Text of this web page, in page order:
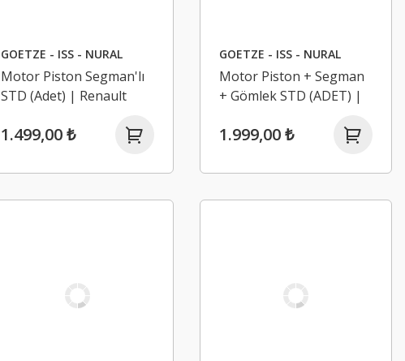
GOETZE - ISS - NURAL
Motor Piston Segman'lı
STD (Adet) | Renault
1.499,00 ₺
GOETZE - ISS - NURAL
Motor Piston + Segman
+ Gömlek STD (ADET) |
Europa R21 Optima 1600
1.999,00 ₺